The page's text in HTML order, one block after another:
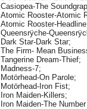
Casiopea-The
Atomic Rooster-Atomic
Atomic Rooster-
Queensrÿche-
Dark Star-Dark Star;
The Firm- Mean
Tangerine Dream-Thief;
Madness-7;
Motörhead-On Parole;
Motörhead-Iron Fist;
Iron Maiden-Killers;
Iron Maiden-The